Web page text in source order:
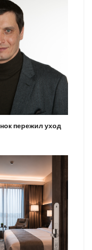
пережил уход